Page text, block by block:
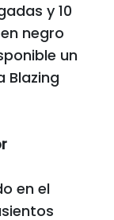
y 10
negro
un
Blazing
en el